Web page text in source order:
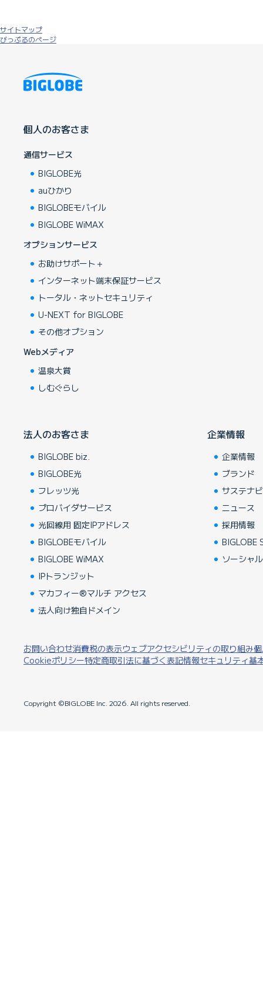
サイトマップ
びっぷるのページ
個人のお客さま
通信サービス
BIGLOBE光
auひかり
BIGLOBEモバイル
BIGLOBE WiMAX
オプションサービス
お助けサポート＋
インターネット端末保証サービス
トータル・ネットセキュリティ
U-NEXT for BIGLOBE
その他オプション
Webメディア
温泉大賞
しむぐらし
法人のお客さま
BIGLOBE biz.
BIGLOBE光
フレッツ光
プロバイダサービス
光回線用 固定IPアドレス
BIGLOBEモバイル
BIGLOBE WiMAX
IPトランジット
マカフィー®マルチ アクセス
法人向け独自ドメイン
企業情報
企業情報
ブランド
サステナ
ニュース
採用情報
BIGLOBE
ソーシャ
お問い合わせ消費税の表示ウェブアクセシビリティの取り組み
Cookieポリシー特定商取引法に基づく表記情報セキュリティ基
Copyright ©BIGLOBE Inc. 2026. All rights reserved.